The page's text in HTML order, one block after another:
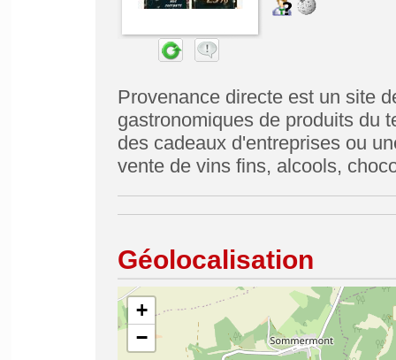
Provenance directe est un site
gastronomiques de produits du
des cadeaux d'entreprises ou
vente de vins fins, alcools,
Géolocalisation
+
−